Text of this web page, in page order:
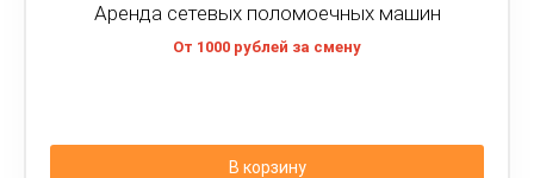
Аренда сетевых поломоечных машин
От 1000 рублей за смену
В корзину